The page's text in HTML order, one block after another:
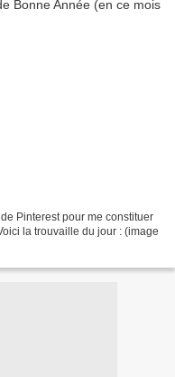
Pinterest pour me constituer
la trouvaille du jour : (image